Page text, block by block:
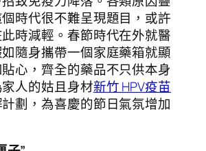
時代很不難呈現題目，或許
時減輕。春節時代在外就醫
隨身攜帶一個家庭藥箱就顯
心，齊全的藥品不只供本身
人的姑且身材新竹 HPV疫苗
劃，為喜慶的節日氣氛增加